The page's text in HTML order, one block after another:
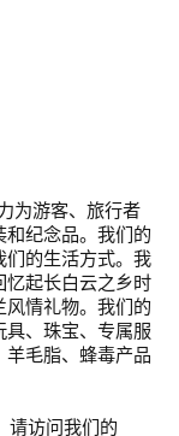
为游客、旅行者
纪念品。我们的
们的生活方式。我
忆起长白云之乡时
情礼物。我们的
具、珠宝、专属服
毛脂、蜂毒产品
请访问我们的